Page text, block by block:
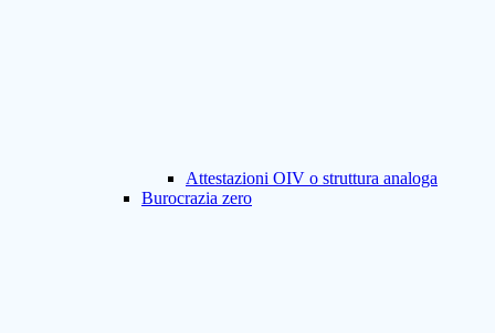
Attestazioni OIV o struttura analoga
Burocrazia zero